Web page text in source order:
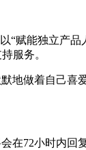
“赋能独立产
服务。
做着自己喜
在72小时内回复